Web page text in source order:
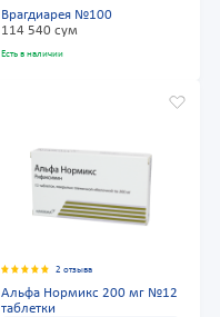
Врагдиарея №100
114 540 сум
Есть в наличии
2 отзыва
Альфа Нормикс 200 мг №12
таблетки